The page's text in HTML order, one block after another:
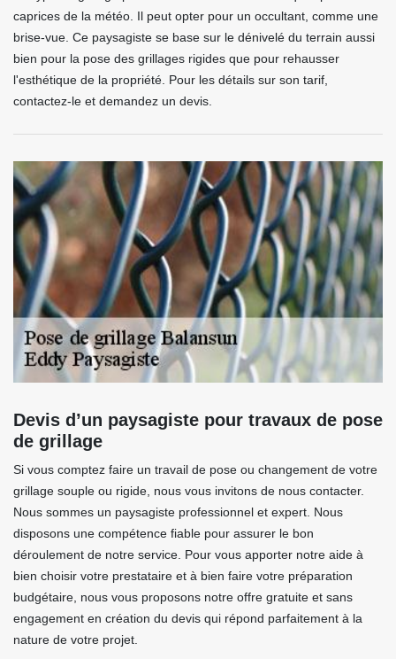
caprices de la météo. Il peut opter pour un occultant, comme une
brise-vue. Ce paysagiste se base sur le dénivelé du terrain aussi
bien pour la pose des grillages rigides que pour rehausser
l'esthétique de la propriété. Pour les détails sur son tarif,
contactez-le et demandez un devis.
Devis d’un paysagiste pour travaux de pose
de grillage
Si vous comptez faire un travail de pose ou changement de votre
grillage souple ou rigide, nous vous invitons de nous contacter.
Nous sommes un paysagiste professionnel et expert. Nous
disposons une compétence fiable pour assurer le bon
déroulement de notre service. Pour vous apporter notre aide à
bien choisir votre prestataire et à bien faire votre préparation
budgétaire, nous vous proposons notre offre gratuite et sans
engagement en création du devis qui répond parfaitement à la
nature de votre projet.